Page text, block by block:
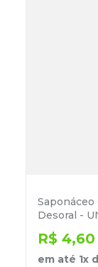
Saponáceo
Desoral -
R$ 4,60
em até 1x